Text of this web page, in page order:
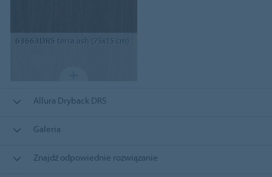
63663DR5 terra ash (75x15 cm)
Allura Dryback DR5
Galeria
Znajdź odpowiednie rozwiązanie